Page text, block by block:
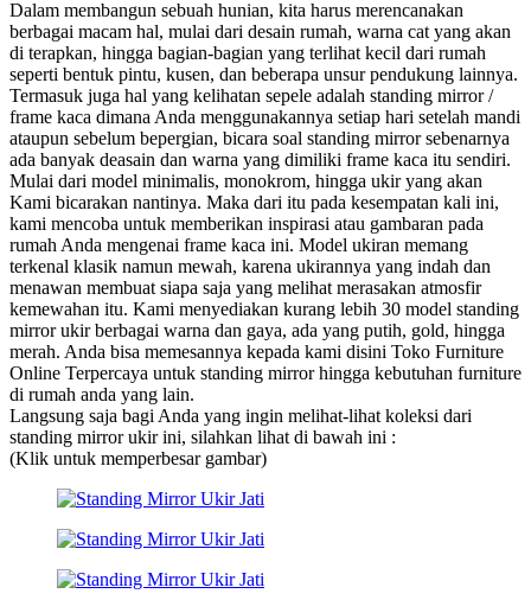
Dalam membangun sebuah hunian, kita harus merencanakan
berbagai macam hal, mulai dari desain rumah, warna cat yang akan
di terapkan, hingga bagian-bagian yang terlihat kecil dari rumah
seperti bentuk pintu, kusen, dan beberapa unsur pendukung lainnya.
Termasuk juga hal yang kelihatan sepele adalah standing mirror /
frame kaca dimana Anda menggunakannya setiap hari setelah mandi
ataupun sebelum bepergian, bicara soal standing mirror sebenarnya
ada banyak deasain dan warna yang dimiliki frame kaca itu sendiri.
Mulai dari model minimalis, monokrom, hingga ukir yang akan
Kami bicarakan nantinya. Maka dari itu pada kesempatan kali ini,
kami mencoba untuk memberikan inspirasi atau gambaran pada
rumah Anda mengenai frame kaca ini. Model ukiran memang
terkenal klasik namun mewah, karena ukirannya yang indah dan
menawan membuat siapa saja yang melihat merasakan atmosfir
kemewahan itu. Kami menyediakan kurang lebih 30 model standing
mirror ukir berbagai warna dan gaya, ada yang putih, gold, hingga
merah. Anda bisa memesannya kepada kami disini Toko Furniture
Online Terpercaya untuk standing mirror hingga kebutuhan furniture
di rumah anda yang lain.
Langsung saja bagi Anda yang ingin melihat-lihat koleksi dari
standing mirror ukir ini, silahkan lihat di bawah ini :
(Klik untuk memperbesar gambar)